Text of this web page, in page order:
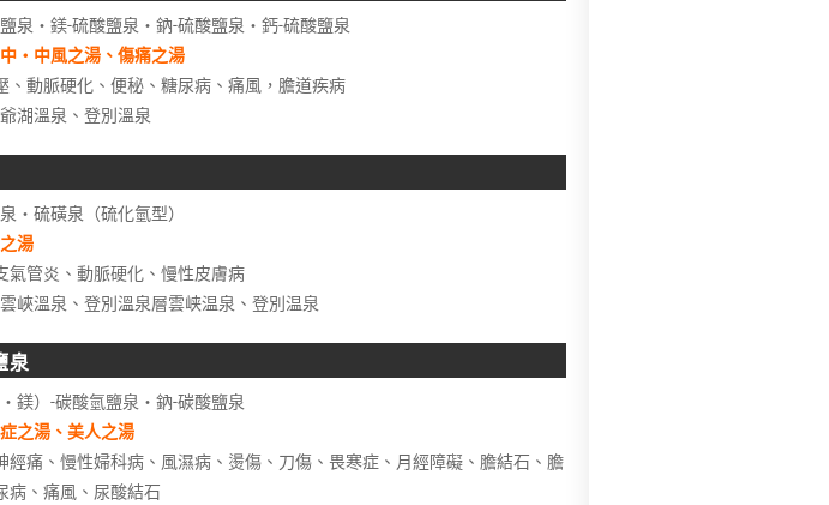
泉・鎂-硫酸鹽泉・鈉-硫酸鹽泉・鈣-硫酸鹽泉
・中風之湯、傷痛之湯
動脈硬化、便秘、糖尿病、痛風，膽道疾病
湖溫泉、登別溫泉
・硫磺泉（硫化氫型）
湯
管炎、動脈硬化、慢性皮膚病
峽溫泉、登別溫泉層雲峡温泉、登別温泉
泉
鎂）-碳酸氫鹽泉・鈉-碳酸鹽泉
之湯、美人之湯
經痛、慢性婦科病、風濕病、燙傷、刀傷、畏寒症、月經障礙、膽結石、膽
病、痛風、尿酸結石